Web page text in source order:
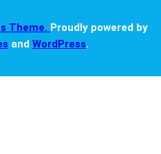
Theme. Proudly powered by
and WordPress.